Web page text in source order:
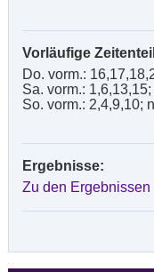
Vorläufige
Do. vorm.:
Sa. vorm.:
So. vorm.: 2,4,9,10;
Ergebnisse:
Zu den